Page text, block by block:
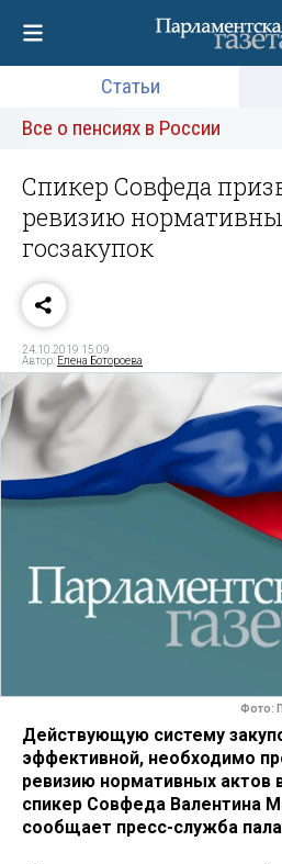
Статьи
Все о пенсиях в России
Спикер Совфеда
ревизию
госзакупок
24.10.2019 15:09
Автор: Елена Ботороева
Фото:
Действующую систему
эффективной, необходимо
ревизию нормативных актов
спикер Совфеда Валентина
сообщает пресс-служба